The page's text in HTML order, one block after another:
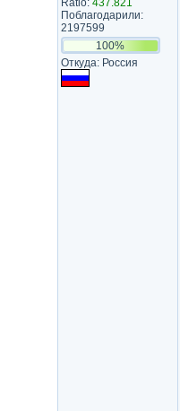
Ratio: 437.821
Поблагодарили:
2197599
100%
Откуда: Россия